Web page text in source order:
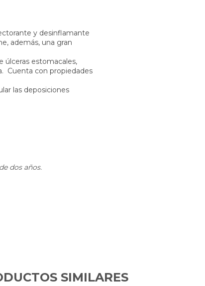
y desinflamante
además, una gran
úlceras estomacales,
Cuenta con propiedades
las deposiciones
dos años.
SIMILARES